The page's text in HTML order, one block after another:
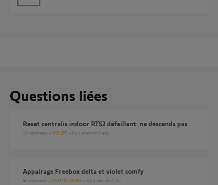
Questions liées
Reset centralis indoor RTS2 défaillant: ne descends pas
16 réponses VOLET il y a environ 6 ans
Appairage Freebox delta et violet somfy
46 réponses DOMOTIQUE il y a plus de 7 ans